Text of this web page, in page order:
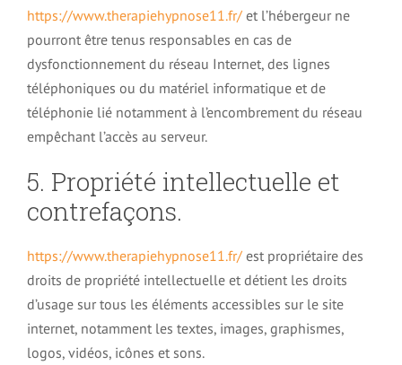
https://www.therapiehypnose11.fr/et l’hébergeur ne
pourront être tenus responsables en cas de
dysfonctionnement du réseau Internet, des lignes
téléphoniques ou du matériel informatique et de
téléphonie lié notamment à l’encombrement du réseau
empêchant l’accès au serveur.
5. Propriété intellectuelle et
contrefaçons.
https://www.therapiehypnose11.fr/est propriétaire des
droits de propriété intellectuelle et détient les droits
d’usage sur tous les éléments accessibles sur le site
internet, notamment les textes, images, graphismes,
logos, vidéos, icônes et sons.